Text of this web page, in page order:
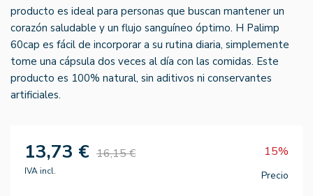
producto es ideal para personas que buscan mantener un
corazón saludable y un flujo sanguíneo óptimo. H Palimp
60cap es fácil de incorporar a su rutina diaria, simplemente
tome una cápsula dos veces al día con las comidas. Este
producto es 100% natural, sin aditivos ni conservantes
artificiales.
13,73 € 16,15 € 15%
IVA incl. Precio